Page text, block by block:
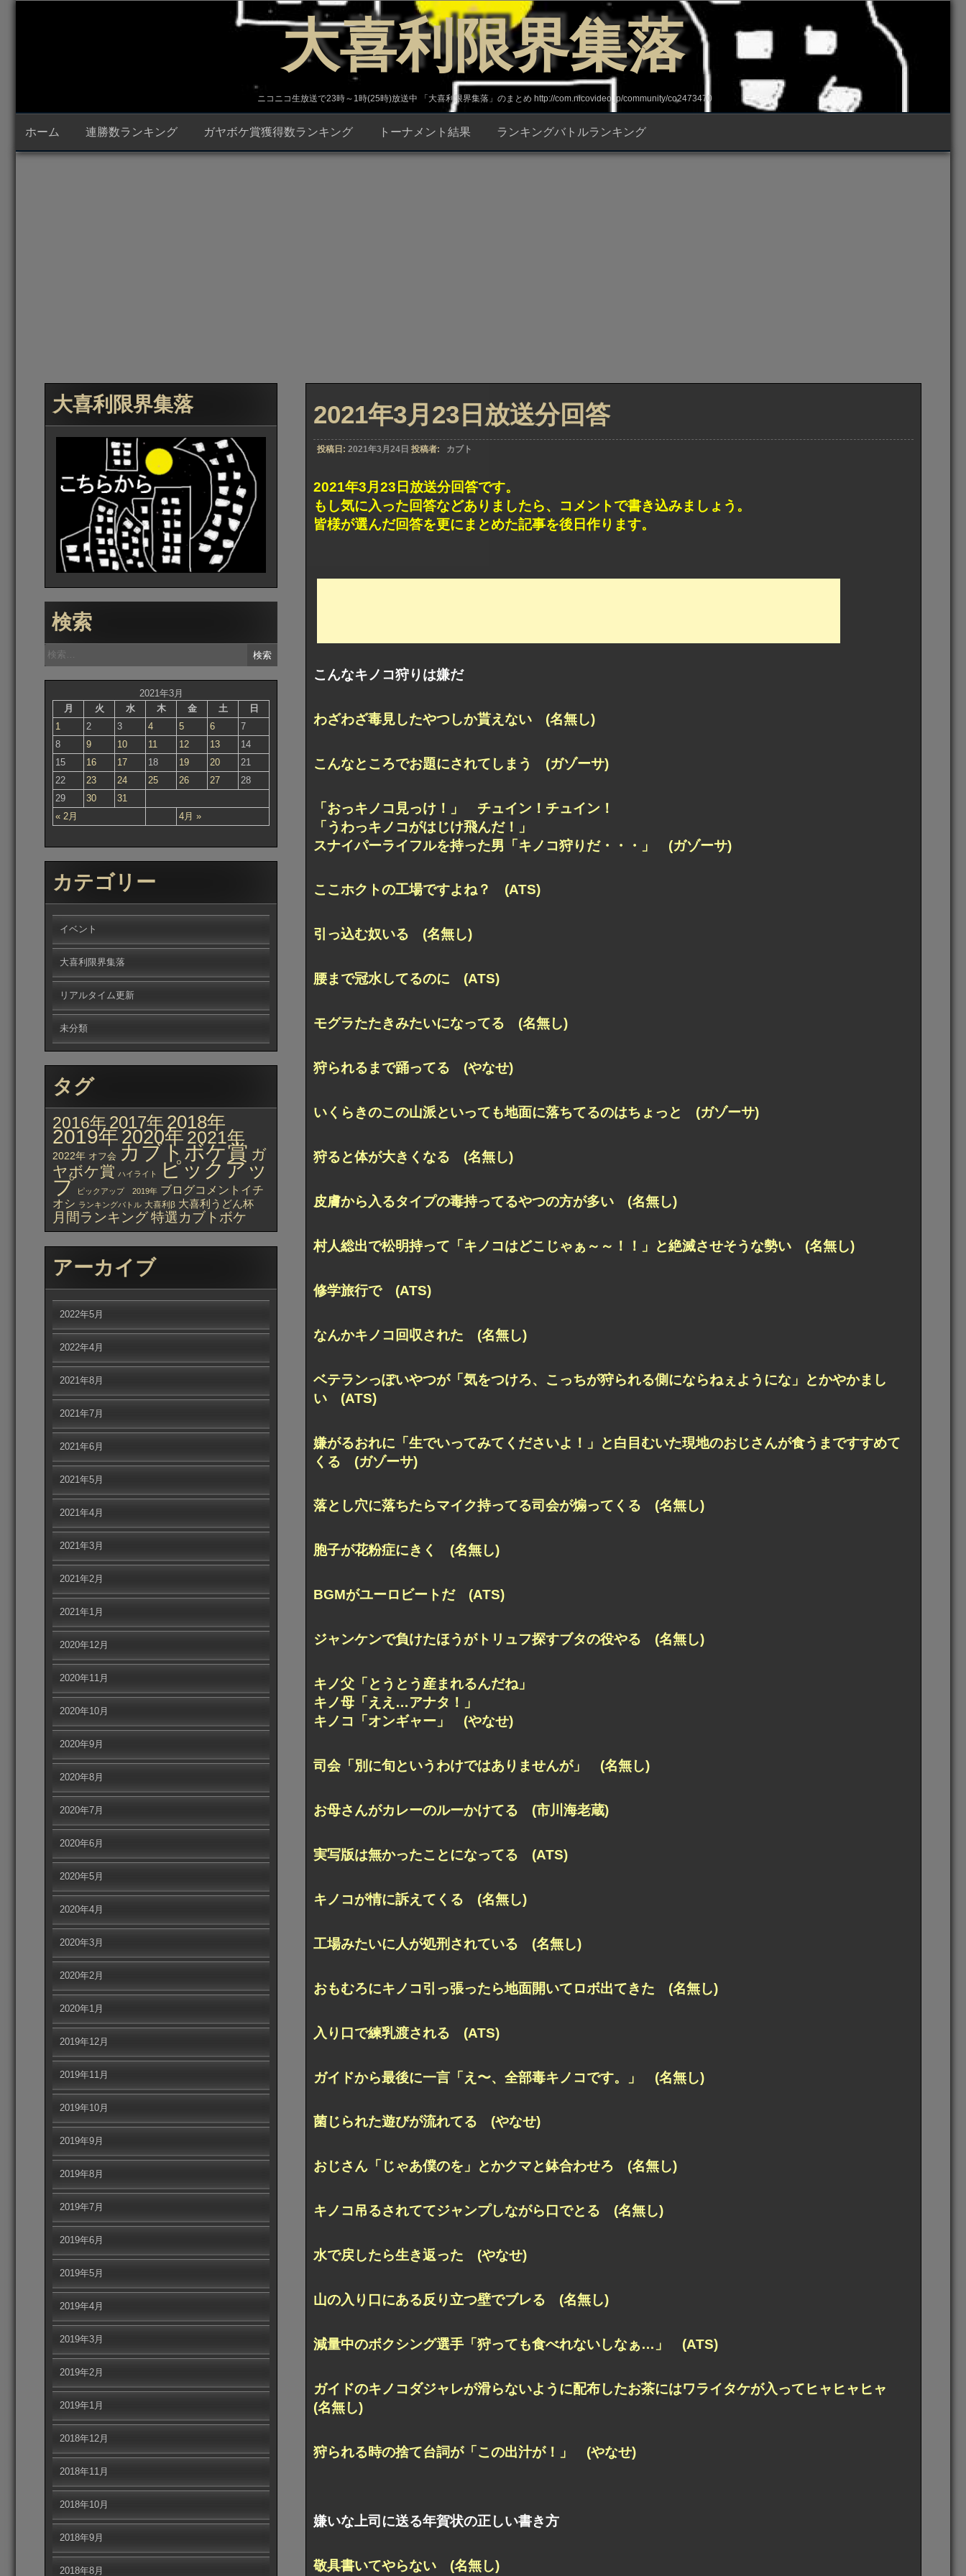
プ
大喜利限界集落
ニコニコ生放送で23時～1時(25時)放送中 「大喜利限界集落」のまとめ http://com.nicovideo.jp/community/co2473470
ホーム 連勝数ランキング ガヤボケ賞獲得数ランキング トーナメント結果 ランキングバトルランキング
2021年3月23日放送分回答
投稿日: 2021年3月24日 投稿者: カブト
2021年3月23日放送分回答です。
もし気に入った回答などありましたら、コメントで書き込みましょう。
皆様が選んだ回答を更にまとめた記事を後日作ります。
こんなキノコ狩りは嫌だ
わざわざ毒見したやつしか貰えない (名無し)
こんなところでお題にされてしまう (ガゾーサ)
「おっキノコ見っけ！」 チュイン！チュイン！
「うわっキノコがはじけ飛んだ！」
スナイパーライフルを持った男「キノコ狩りだ・・・」 (ガゾーサ)
ここホクトの工場ですよね？ (ATS)
引っ込む奴いる (名無し)
腰まで冠水してるのに (ATS)
モグラたたきみたいになってる (名無し)
狩られるまで踊ってる (やなせ)
いくらきのこの山派といっても地面に落ちてるのはちょっと (ガゾーサ)
狩ると体が大きくなる (名無し)
皮膚から入るタイプの毒持ってるやつの方が多い (名無し)
村人総出で松明持って「キノコはどこじゃぁ～～！！」と絶滅させそうな勢い (名無し)
修学旅行で (ATS)
なんかキノコ回収された (名無し)
ベテランっぽいやつが「気をつけろ、こっちが狩られる側にならねぇようにな」とかやかまし
い (ATS)
嫌がるおれに「生でいってみてくださいよ！」と白目むいた現地のおじさんが食うまですすめて
くる (ガゾーサ)
落とし穴に落ちたらマイク持ってる司会が煽ってくる (名無し)
胞子が花粉症にきく (名無し)
BGMがユーロビートだ (ATS)
ジャンケンで負けたほうがトリュフ探すブタの役やる (名無し)
キノ父「とうとう産まれるんだね」
キノ母「ええ…アナタ！」
キノコ「オンギャー」 (やなせ)
司会「別に旬というわけではありませんが」 (名無し)
お母さんがカレーのルーかけてる (市川海老蔵)
実写版は無かったことになってる (ATS)
キノコが情に訴えてくる (名無し)
工場みたいに人が処刑されている (名無し)
おもむろにキノコ引っ張ったら地面開いてロボ出てきた (名無し)
入り口で練乳渡される (ATS)
ガイドから最後に一言「え〜、全部毒キノコです。」 (名無し)
菌じられた遊びが流れてる (やなせ)
おじさん「じゃあ僕のを」とかクマと鉢合わせろ (名無し)
キノコ吊るされててジャンプしながら口でとる (名無し)
水で戻したら生き返った (やなせ)
山の入り口にある反り立つ壁でブレる (名無し)
減量中のボクシング選手「狩っても食べれないしなぁ…」 (ATS)
ガイドのキノコダジャレが滑らないように配布したお茶にはワライタケが入ってヒャヒャヒャ
(名無し)
狩られる時の捨て台詞が「この出汁が！」 (やなせ)
嫌いな上司に送る年賀状の正しい書き方
敬具書いてやらない (名無し)
大喜利限界集落
検索
検
索:
2021年3月
月
火 水 木 金 土 日
« 2月 4月 »
1 2 3 4 5 6
7
8
9 10 11 12 13
14
15
16 17 18 19 20
21
22
23 24 25 26 27
28
29
30 31
カテゴリー
イベント
大喜利限界集落
リアルタイム更新
未分類
タグ
2016年 2017年 2018年
2019年2020年 2021年
2022年 オフ会 カブトボケ賞 ガ
ヤボケ賞 ハイライト ピックアッ
プ ピックアップ 2019年 ブログコメントイチ
オシ ランキングバトル 大喜利β 大喜利うどん杯
月間ランキング特選カブトボケ
アーカイブ
2022年5月
2022年4月
2021年8月
2021年7月
2021年6月
2021年5月
2021年4月
2021年3月
2021年2月
2021年1月
2020年12月
2020年11月
2020年10月
2020年9月
2020年8月
2020年7月
2020年6月
2020年5月
2020年4月
2020年3月
2020年2月
2020年1月
2019年12月
2019年11月
2019年10月
2019年9月
2019年8月
2019年7月
2019年6月
2019年5月
2019年4月
2019年3月
2019年2月
2019年1月
2018年12月
2018年11月
2018年10月
2018年9月
2018年8月